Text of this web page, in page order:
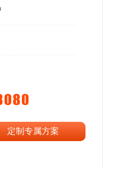
定制专属方案